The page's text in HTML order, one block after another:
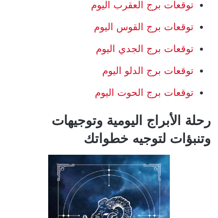
توقعات برج العقرب اليوم
توقعات برج القوس اليوم
توقعات برج الجدي اليوم
توقعات برج الدلو اليوم
توقعات برج الحوت اليوم
رحلة الأبراج اليومية وتوجيهات
وتنبؤات لتوجيه خطواتك